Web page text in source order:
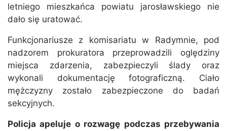
letniego mieszkańca powiatu jarosławskiego nie
dało się uratować.
Funkcjonariusze z komisariatu w Radymnie, pod
nadzorem prokuratora przeprowadzili oględziny
miejsca zdarzenia, zabezpieczyli ślady oraz
wykonali dokumentację fotograficzną. Ciało
mężczyzny zostało zabezpieczone do badań
sekcyjnych.
Policja apeluje o rozwagę podczas przebywania